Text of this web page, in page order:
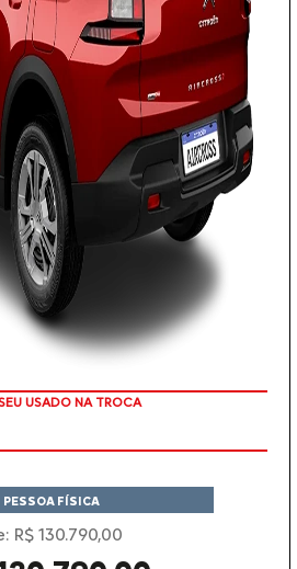
TAXA ZERO
PESSOA FÍSICA
R$ 130.790,00